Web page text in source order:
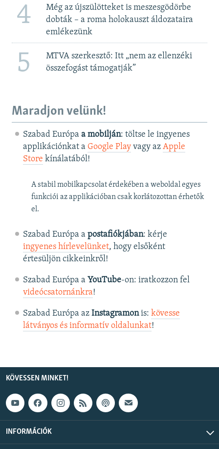
4
Még az újszülötteket is meszesgödörbe
dobták – a roma holokauszt áldozataira
emlékezünk
5
MTVA szerkesztő: Itt „nem az ellenzéki
összefogást támogatják”
Maradjon velünk!
Szabad Európa a mobilján: töltse le ingyenes
applikációnkat a Google Playvagy az Apple
Store kínálatából!
A stabil mobilkapcsolat érdekében a weboldal egyes
funkciói az applikációban csak korlátozottan érhetők
el.
Szabad Európa a postafiókjában: kérje
ingyenes hírlevelünket, hogy elsőként
értesüljön cikkeinkről!
Szabad Európa a YouTube-on: iratkozzon fel
videócsatornánkra!
Szabad Európa az Instagramonis: kövesse
látványos és informatív oldalunkat! ​
KÖVESSEN MINKET!
INFORMÁCIÓK